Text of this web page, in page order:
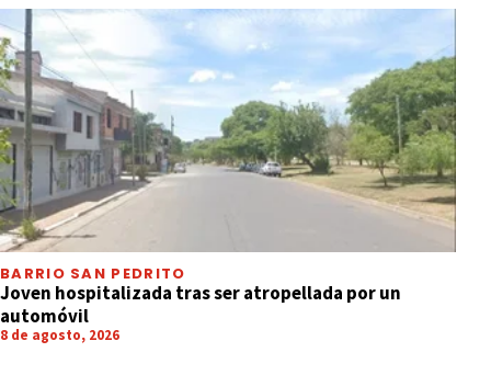
BARRIO SAN PEDRITO
Joven hospitalizada tras ser atropellada por un
automóvil
8 de agosto, 2026